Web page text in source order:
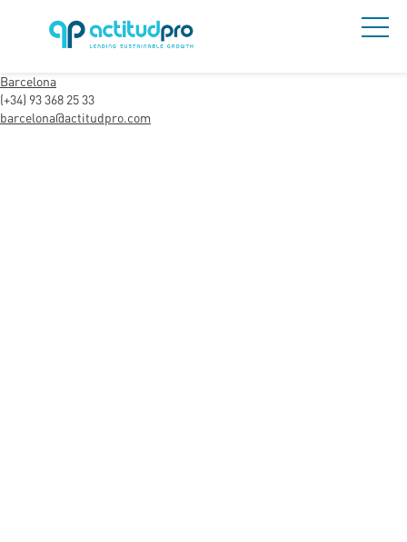
Barcelona
(+34) 93 368 25 33
barcelona@actitudpro.com